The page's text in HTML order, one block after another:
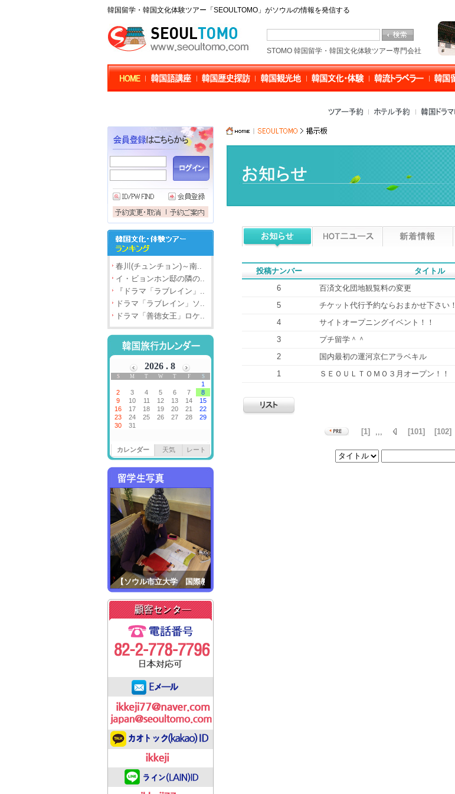
韓国留学・韓国文化体験ツアー「SEOULTOMO」がソウルの情報を発信する
STOMO 韓国留学・韓国文化体験ツアー専門会社
春川(チュンチョン)～南..
イ・ビョンホン邸の隣の..
『ドラマ「ラブレイン」..
ドラマ「ラブレイン」ソ..
ドラマ「善徳女王」ロケ..
カレンダー 天気 レート
【江原大学】
投稿ナンバー タイトル
6
百済文化団地観覧料の変更
5
チケット代行予約ならおまかせ下さい！
4
サイトオープニングイベント！！
3
プチ留学＾＾
2
国内最初の運河京仁アラベキル
1
ＳＥＯＵＬＴＯＭＯ３月オープン！！
[1] ,,, [101] [102]